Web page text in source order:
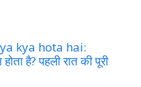
kya hota hai:
है? पहली रात की पूरी